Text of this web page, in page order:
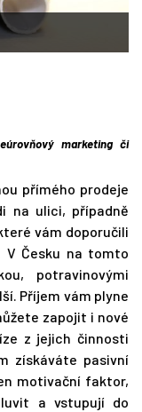
marketing či
přímého prodeje
na ulici, případně
vám doporučili
V Česku na tomto
potravinovými
Příjem vám plyne
zapojit i nové
z jejich činnosti
získáváte pasivní
motivační faktor,
a vstupují do